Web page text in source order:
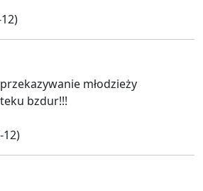
młodzieży
bzdur!!!
12)